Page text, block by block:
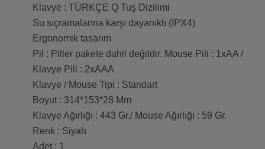
Klavye : TÜRKÇE Q Tuş Dizilimi
Su sıçramalarına karşı dayanıklı (IPX4)
Ergonomik tasarım
Pil : Piller pakete dahil değildir. Mouse Pili : 1xAA /
Klavye Pili : 2xAAA
Klavye / Mouse Tipi : Standart
Boyut : 314*153*28 Mm
Klavye Ağırlığı : 443 Gr./ Mouse Ağırlığı : 59 Gr.
Renk : Siyah
Adet : 1